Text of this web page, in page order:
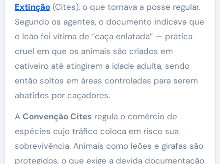
Extinção(Cites), o que tornava a posse regular.
Segundo os agentes, o documento indicava que
o leão foi vítima de “caça enlatada” — prática
cruel em que os animais são criados em
cativeiro até atingirem a idade adulta, sendo
então soltos em áreas controladas para serem
abatidos por caçadores.
A Convenção Citesregula o comércio de
espécies cujo tráfico coloca em risco sua
sobrevivência. Animais como leões e girafas são
protegidos, o que exige a devida documentação